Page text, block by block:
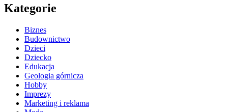
Kategorie
Biznes
Budownictwo
Dzieci
Dziecko
Edukacja
Geologia górnicza
Hobby
Imprezy
Marketing i reklama